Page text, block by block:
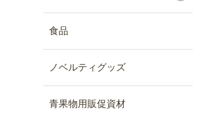
食品
ノベルティグッズ
青果物用販促資材